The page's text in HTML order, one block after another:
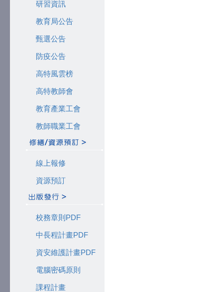
研習資訊
教育局公告
甄選公告
防疫公告
高特風雲榜
高特教師會
教育產業工會
教師職業工會
線上報修
資源預訂
校務章則PDF
中長程計畫PDF
資安維護計畫PDF
電腦密碼原則
課程計畫